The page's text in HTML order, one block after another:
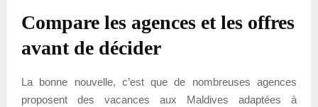
Compare les agences et les offres
avant de décider
La bonne nouvelle, c’est que de nombreuses agences
proposent des vacances aux Maldives adaptées à